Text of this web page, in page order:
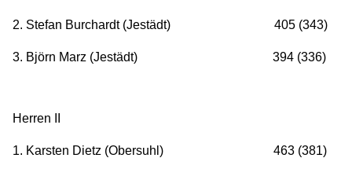
2. Stefan Burchardt (Jestädt) 405 (343)
3. Björn Marz (Jestädt) 394 (336)
Herren II
1. Karsten Dietz (Obersuhl) 463 (381)